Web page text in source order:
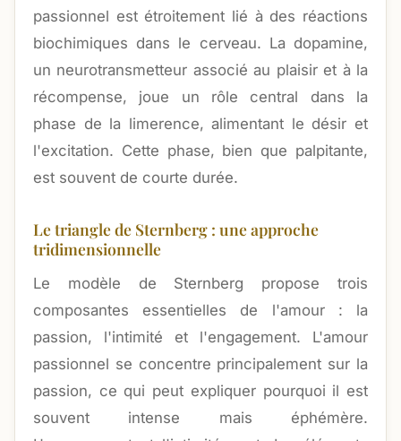
passionnel est étroitement lié à des réactions
biochimiques dans le cerveau. La dopamine,
un neurotransmetteur associé au plaisir et à la
récompense, joue un rôle central dans la
phase de la limerence, alimentant le désir et
l'excitation. Cette phase, bien que palpitante,
est souvent de courte durée.
Le triangle de Sternberg : une approche
tridimensionnelle
Le modèle de Sternberg propose trois
composantes essentielles de l'amour : la
passion, l'intimité et l'engagement. L'amour
passionnel se concentre principalement sur la
passion, ce qui peut expliquer pourquoi il est
souvent intense mais éphémère.